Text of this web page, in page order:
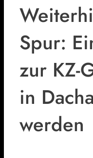
Spur:
zur KZ-
in
werden